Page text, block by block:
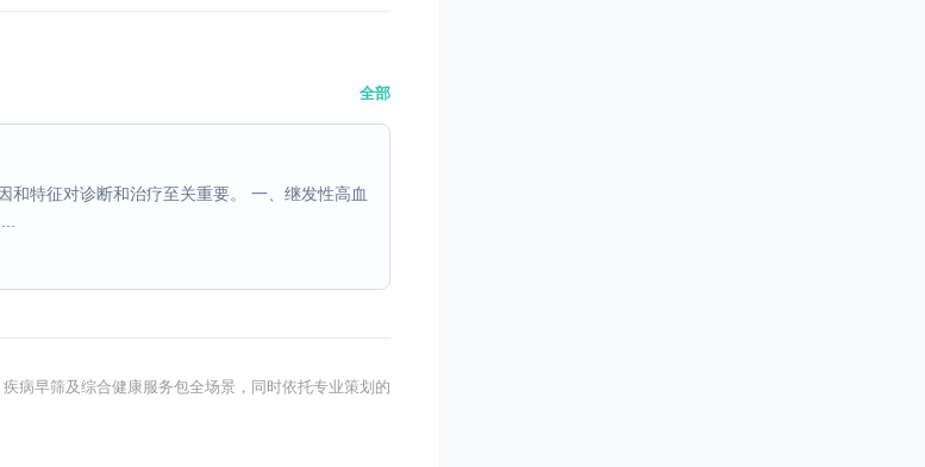
全部
和特征对诊断和治疗至关重要。 一、继发性高血
病早筛及综合健康服务包全场景，同时依托专业策划的